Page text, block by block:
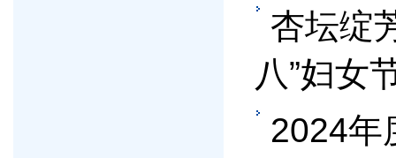
杏坛绽
八”妇女
2024年